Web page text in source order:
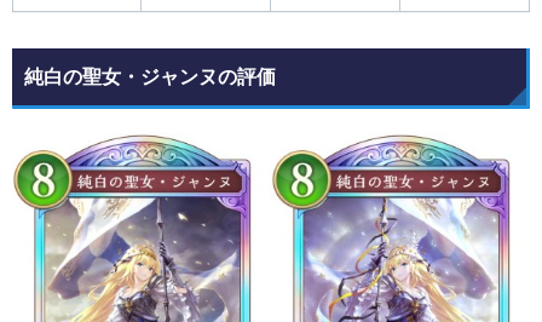
純白の聖女・ジャンヌの評価